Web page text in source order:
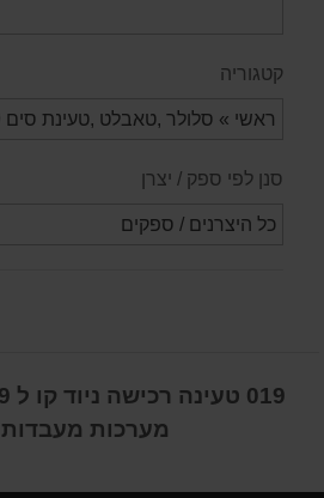
קטגוריה
סנן לפי ספק / יצרן
מערכות